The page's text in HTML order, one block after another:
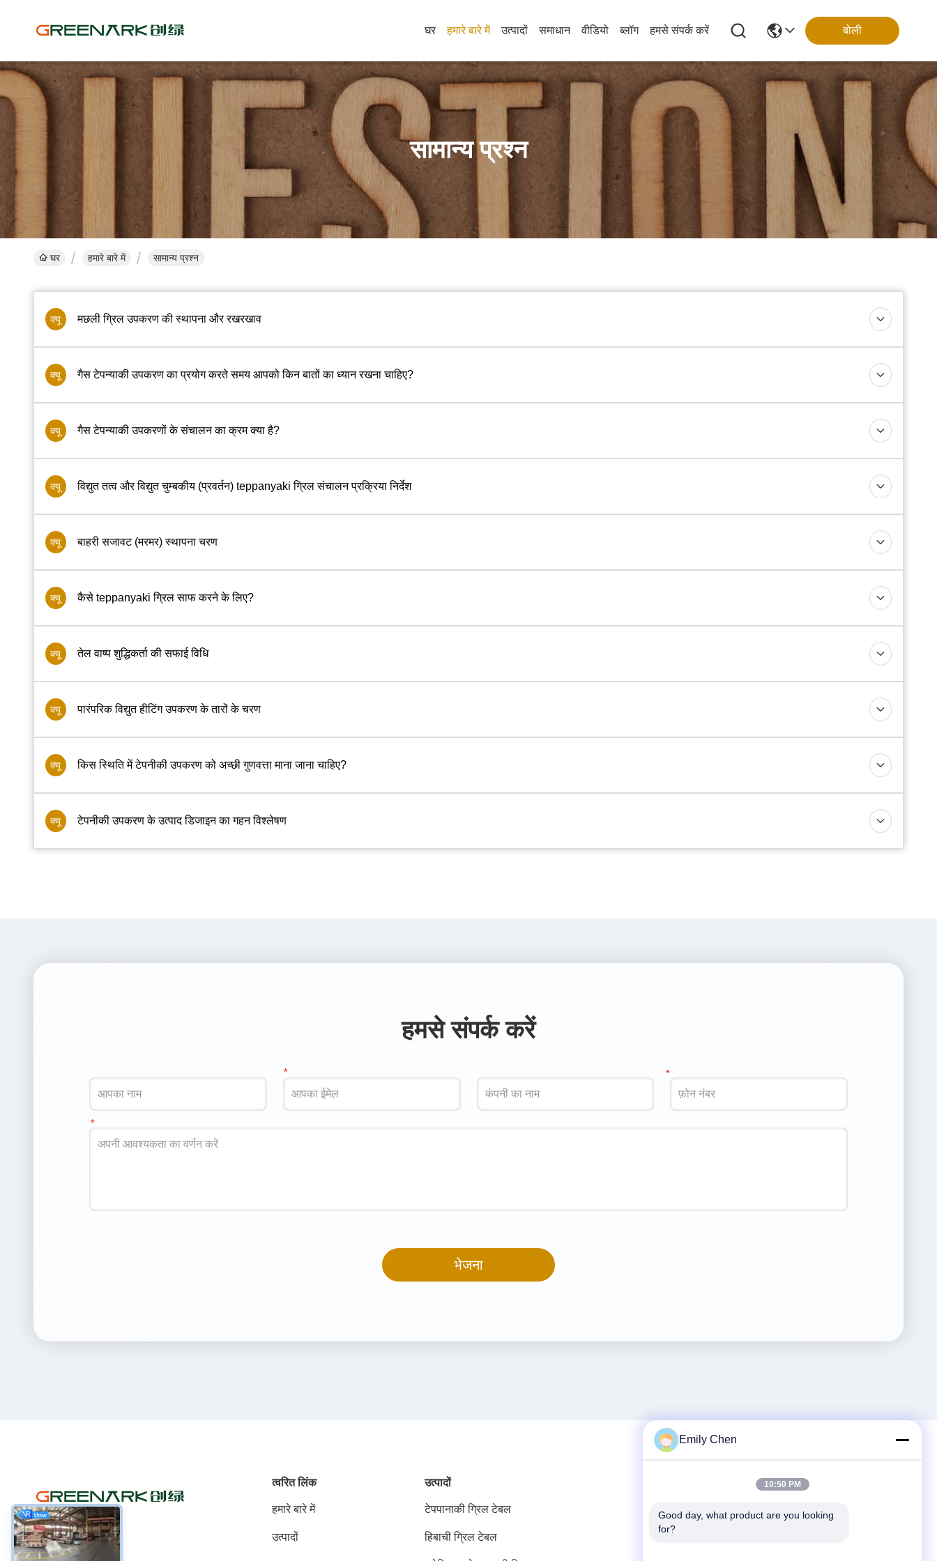
घर हमारे बारे में उत्पादों समाधान वीडियो ब्लॉग हमसे संपर्क करें बोली
सामान्य प्रश्न
घर हमारे बारे में सामान्य प्रश्न
क्यू मछली ग्रिल उपकरण की स्थापना और रखरखाव
क्यू गैस टेपन्याकी उपकरण का प्रयोग करते समय आपको किन बातों का ध्यान रखना चाहिए?
क्यू गैस टेपन्याकी उपकरणों के संचालन का क्रम क्या है?
क्यू विद्युत तत्व और विद्युत चुम्बकीय (प्रवर्तन) teppanyaki ग्रिल संचालन प्रक्रिया निर्देश
क्यू बाहरी सजावट (मरमर) स्थापना चरण
क्यू कैसे teppanyaki ग्रिल साफ करने के लिए?
क्यू तेल वाष्प शुद्धिकर्ता की सफाई विधि
क्यू पारंपरिक विद्युत हीटिंग उपकरण के तारों के चरण
क्यू किस स्थिति में टेपनीकी उपकरण को अच्छी गुणवत्ता माना जाना चाहिए?
क्यू टेपनीकी उपकरण के उत्पाद डिजाइन का गहन विश्लेषण
हमसे संपर्क करें
भेजना
सोशल मीडिया
त्वरित लिंक
हमारे बारे में
उत्पादों
उत्पादों
टेपपानाकी ग्रिल टेबल
हिबाची ग्रिल टेबल
टेलीफोन
Emily Chen
10:50 PM
Good day, what product are you looking
for?